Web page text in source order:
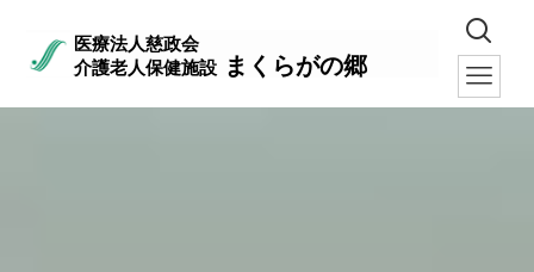
医療法人慈政会
介護老人保健施設 まくらがの郷